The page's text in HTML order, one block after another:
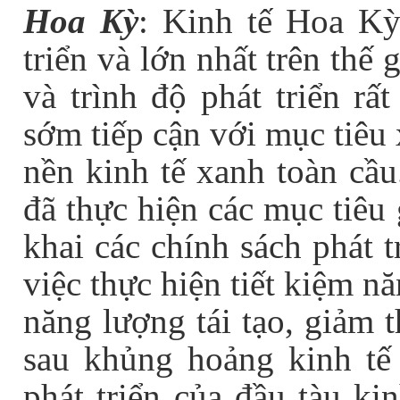
Hoa Kỳ: Kinh tế Hoa
triển và lớn nhất trên thế
và trình độ phát triển
sớm tiếp cận với mục tiêu
nền kinh tế xanh toàn
đã thực hiện các mục
khai các chính sách phát
việc thực hiện tiết kiệm
năng lượng tái tạo, giảm
sau khủng hoảng kinh